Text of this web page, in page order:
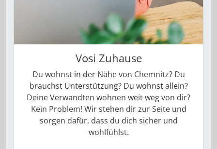
Vosi Zuhause
Du wohnst in der Nähe von Chemnitz? Du
brauchst Unterstützung? Du wohnst allein?
Deine Verwandten wohnen weit weg von dir?
Kein Problem! Wir stehen dir zur Seite und
sorgen dafür, dass du dich sicher und
wohlfühlst.